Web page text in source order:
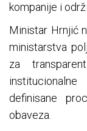
kompanije i
Ministar Hrnjić
ministarstva
za
definisane
obaveza.